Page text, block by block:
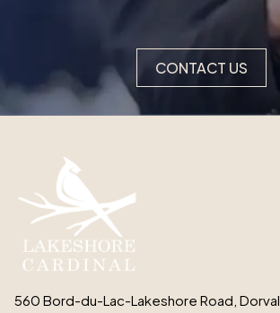
CONTACT US
560 Bord-du-Lac-Lakeshore Road, Dorval,